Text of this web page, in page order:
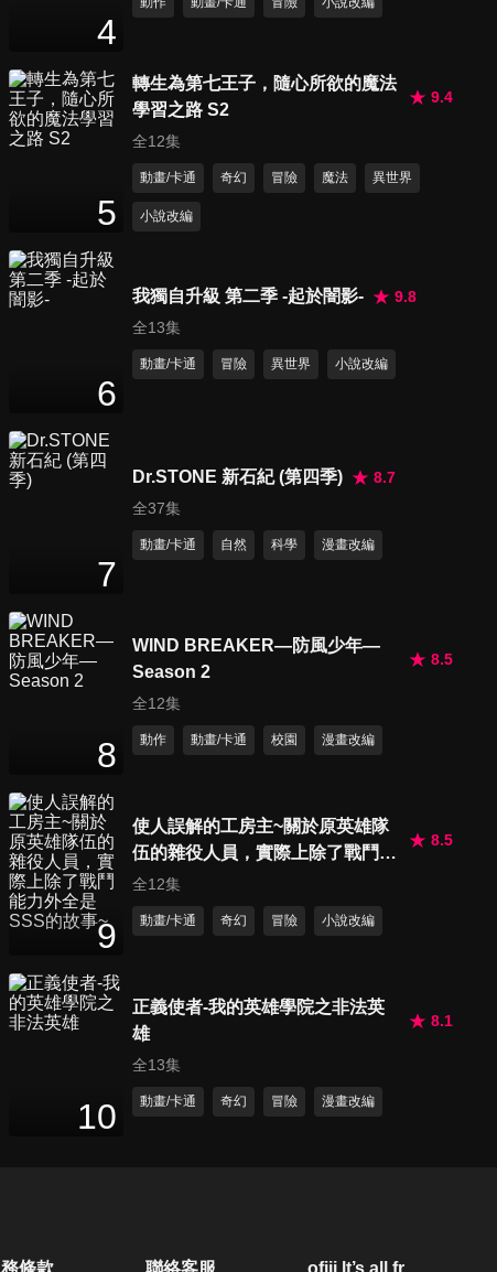
24分鐘
第13集
24
第17集
第18集
第20集
24分鐘
24分鐘
4
5
轉生為第七王子，隨心所欲的魔法
學習之路 S2
9.4
全12集
動畫/卡通 奇幻 冒險 魔法 異世界
小說改編
6
我獨自升級 第二季 -起於闇影-
9.8
全13集
動畫/卡通 冒險 異世界 小說改編
7
Dr.STONE 新石紀 (第四季)
8.7
全37集
動畫/卡通 自然 科學 漫畫改編
8
WIND BREAKER—防風少年—
Season 2
8.5
全12集
動作 動畫/卡通 校園 漫畫改編
9
使人誤解的工房主~關於原英雄隊
伍的雜役人員，實際上除了戰鬥能
力外全是SSS的故事~
8.5
全12集
動畫/卡通 奇幻 冒險 小說改編
10
正義使者-我的英雄學院之非法英
雄
8.1
全13集
動畫/卡通 奇幻 冒險 漫畫改編
務條款 聯絡客服